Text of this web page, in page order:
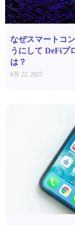
なぜスマートコ
うにして DeFiプ
は？
6月 22, 2025